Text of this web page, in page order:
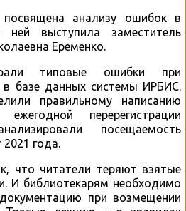
анализу ошибок в
выступила заместитель
Еременко.
типовые ошибки при
базе данных системы ИРБИС.
правильному написанию
ежегодной перерегистрации
посещаемость
года.
что читатели теряют взятые
И библиотекарям необходимо
при возмещении